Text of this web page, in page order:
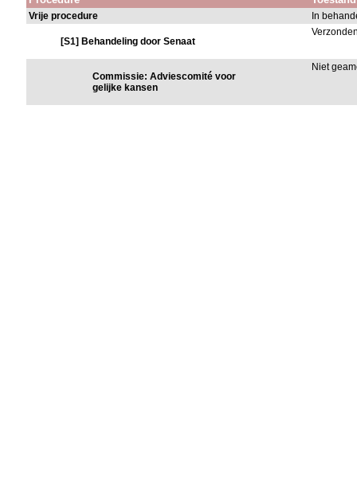
Vrije procedure In
[S1] Behandeling door Senaat
Commissie: Adviescomité voor
gelijke kansen
Niet